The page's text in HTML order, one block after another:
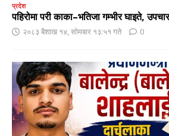
प्रदेश
पहिरोमा परी काका–भतिजा गम्भीर घाइते,
२०८३ बैशाख १४, सोमबार १३:५१ गते 0